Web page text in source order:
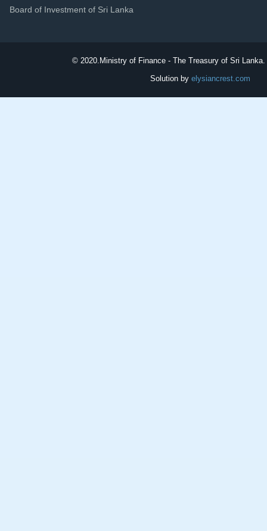
Board of Investment of Sri Lanka
© 2020. Ministry of Finance - The Treasury of Sri
Solution by elysiancrest.com